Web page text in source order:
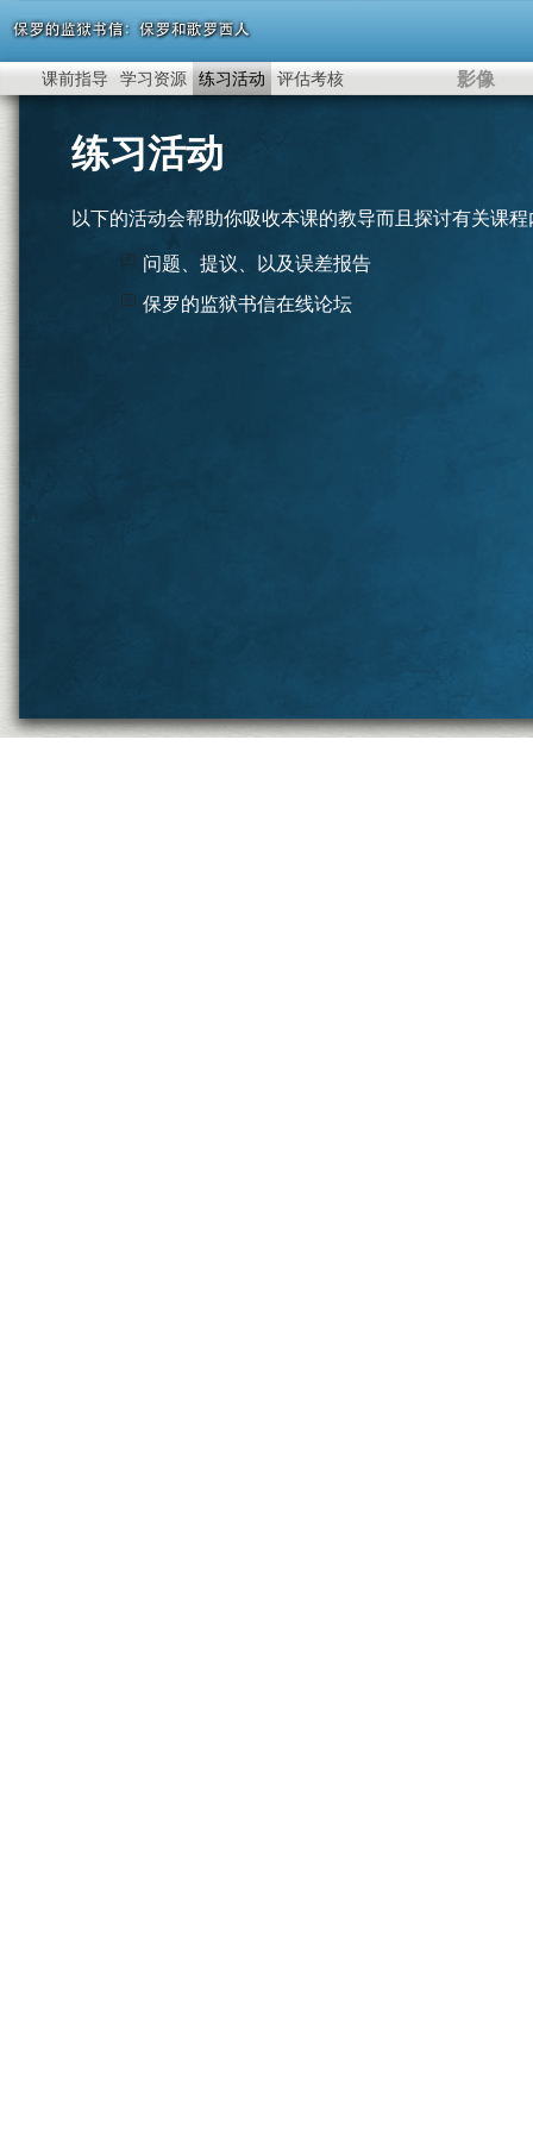
课前指导 学习资源 练习活动 评估考核 影像
练习活动
以下的活动会帮助你吸收本课的教导而且探讨有关课
问题、提议、以及误差报告
保罗的监狱书信在线论坛